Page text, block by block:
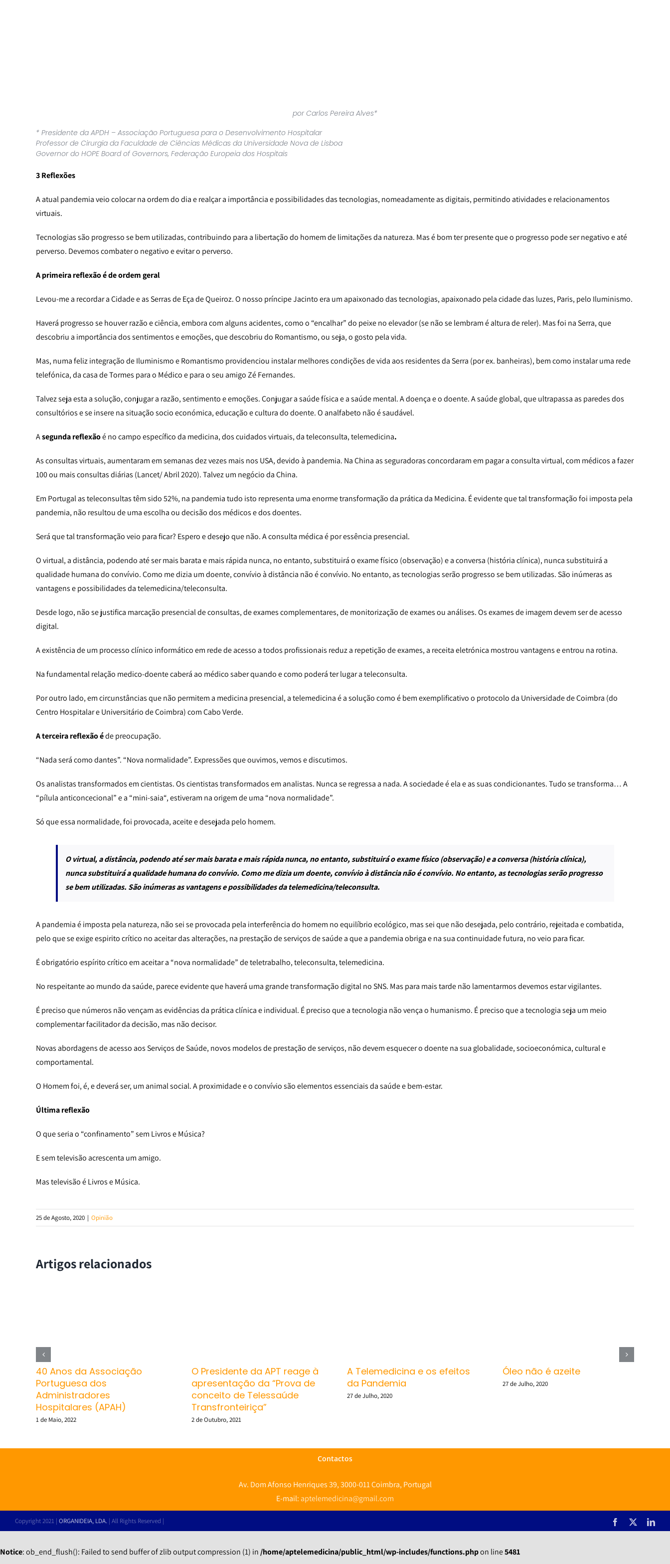
por Carlos Pereira Alves*
* Presidente da APDH – Associação Portuguesa para o Desenvolvimento Hospitalar
Professor de Cirurgia da Faculdade de Ciências Médicas da Universidade Nova de Lisboa
Governor do HOPE Board of Governors, Federação Europeia dos Hospitais
3 Reflexões
A atual pandemia veio colocar na ordem do dia e realçar a importância e possibilidades das tecnologias, nomeadamente as digitais, permitindo atividades e relacionamentos
virtuais.
Tecnologias são progresso se bem utilizadas, contribuindo para a libertação do homem de limitações da natureza. Mas é bom ter presente que o progresso pode ser negativo e até
perverso. Devemos combater o negativo e evitar o perverso.
A primeira reflexão é de ordem geral
Levou-me a recordar a Cidade e as Serras de Eça de Queiroz. O nosso príncipe Jacinto era um apaixonado das tecnologias, apaixonado pela cidade das luzes, Paris, pelo Iluminismo.
Haverá progresso se houver razão e ciência, embora com alguns acidentes, como o “encalhar” do peixe no elevador (se não se lembram é altura de reler). Mas foi na Serra, que
descobriu a importância dos sentimentos e emoções, que descobriu do Romantismo, ou seja, o gosto pela vida.
Mas, numa feliz integração de Iluminismo e Romantismo providenciou instalar melhores condições de vida aos residentes da Serra (por ex. banheiras), bem como instalar uma rede
telefónica, da casa de Tormes para o Médico e para o seu amigo Zé Fernandes.
Talvez seja esta a solução, conjugar a razão, sentimento e emoções. Conjugar a saúde física e a saúde mental. A doença e o doente. A saúde global, que ultrapassa as paredes dos
consultórios e se insere na situação socio económica, educação e cultura do doente. O analfabeto não é saudável.
Asegunda reflexãoé no campo específico da medicina, dos cuidados virtuais, da teleconsulta, telemedicina.
As consultas virtuais, aumentaram em semanas dez vezes mais nos USA, devido à pandemia. Na China as seguradoras concordaram em pagar a consulta virtual, com médicos a fazer
100 ou mais consultas diárias (Lancet/ Abril 2020). Talvez um negócio da China.
Em Portugal as teleconsultas têm sido 52%, na pandemia tudo isto representa uma enorme transformação da prática da Medicina. É evidente que tal transformação foi imposta pela
pandemia, não resultou de uma escolha ou decisão dos médicos e dos doentes.
Será que tal transformação veio para ficar? Espero e desejo que não. A consulta médica é por essência presencial.
O virtual, a distância, podendo até ser mais barata e mais rápida nunca, no entanto, substituirá o exame físico (observação) e a conversa (história clínica), nunca substituirá a
qualidade humana do convívio. Como me dizia um doente, convívio à distância não é convívio. No entanto, as tecnologias serão progresso se bem utilizadas. São inúmeras as
vantagens e possibilidades da telemedicina/teleconsulta.
Desde logo, não se justifica marcação presencial de consultas, de exames complementares, de monitorização de exames ou análises. Os exames de imagem devem ser de acesso
digital.
A existência de um processo clínico informático em rede de acesso a todos profissionais reduz a repetição de exames, a receita eletrónica mostrou vantagens e entrou na rotina.
Na fundamental relação medico-doente caberá ao médico saber quando e como poderá ter lugar a teleconsulta.
Por outro lado, em circunstâncias que não permitem a medicina presencial, a telemedicina é a solução como é bem exemplificativo o protocolo da Universidade de Coimbra (do
Centro Hospitalar e Universitário de Coimbra) com Cabo Verde.
A terceira reflexão éde preocupação.
“Nada será como dantes”. “Nova normalidade”. Expressões que ouvimos, vemos e discutimos.
Os analistas transformados em cientistas. Os cientistas transformados em analistas. Nunca se regressa a nada. A sociedade é ela e as suas condicionantes. Tudo se transforma… A
“pílula anticoncecional” e a “mini-saia“, estiveram na origem de uma “nova normalidade”.
Só que essa normalidade, foi provocada, aceite e desejada pelo homem.
O virtual, a distância, podendo até ser mais barata e mais rápida nunca, no entanto, substituirá o exame físico (observação) e a conversa (história clínica),
nunca substituirá a qualidade humana do convívio. Como me dizia um doente, convívio à distância não é convívio. No entanto, as tecnologias serão progresso
se bem utilizadas. São inúmeras as vantagens e possibilidades da telemedicina/teleconsulta.
A pandemia é imposta pela natureza, não sei se provocada pela interferência do homem no equilíbrio ecológico, mas sei que não desejada, pelo contrário, rejeitada e combatida,
pelo que se exige espirito crítico no aceitar das alterações, na prestação de serviços de saúde a que a pandemia obriga e na sua continuidade futura, no veio para ficar.
É obrigatório espírito crítico em aceitar a “nova normalidade” de teletrabalho, teleconsulta, telemedicina.
No respeitante ao mundo da saúde, parece evidente que haverá uma grande transformação digital no SNS. Mas para mais tarde não lamentarmos devemos estar vigilantes.
É preciso que números não vençam as evidências da prática clínica e individual. É preciso que a tecnologia não vença o humanismo. É preciso que a tecnologia seja um meio
complementar facilitador da decisão, mas não decisor.
Novas abordagens de acesso aos Serviços de Saúde, novos modelos de prestação de serviços, não devem esquecer o doente na sua globalidade, socioeconómica, cultural e
comportamental.
O Homem foi, é, e deverá ser, um animal social. A proximidade e o convívio são elementos essenciais da saúde e bem-estar.
Última reflexão
O que seria o “confinamento” sem Livros e Música?
E sem televisão acrescenta um amigo.
Mas televisão é Livros e Música.
25 de Agosto, 2020 | Opinião
Artigos relacionados
40 Anos da Associação
Portuguesa dos
Administradores
Hospitalares (APAH)
1 de Maio, 2022
O Presidente da APT reage à
apresentação da “Prova de
conceito de Telessaúde
Transfronteiriça”
2 de Outubro, 2021
A Telemedicina e os efeitos
da Pandemia
27 de Julho, 2020
Óleo não é azeite
27 de Julho, 2020
Contactos
Av. Dom Afonso Henriques 39, 3000-011 Coimbra, Portugal
E-mail: aptelemedicina@gmail.com
Copyright 2021 | ORGANIDEIA, LDA. | All Rights Reserved | Facebook
Notice: ob_end_flush(): Failed to send buffer of zlib output compression (1) in /home/aptelemedicina/public_html/wp-includes/functions.phpon line5481